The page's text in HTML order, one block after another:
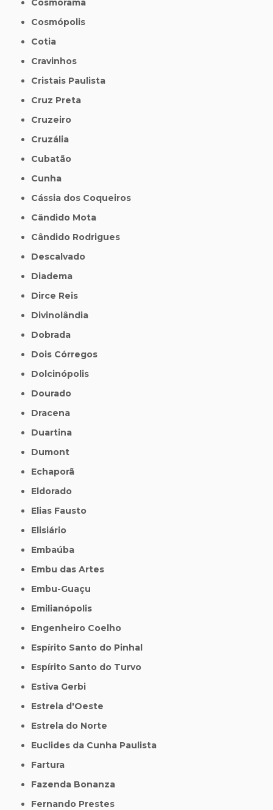
Cosmópolis
Cotia
Cravinhos
Cristais Paulista
Cruz Preta
Cruzeiro
Cruzália
Cubatão
Cunha
Cássia dos Coqueiros
Cândido Mota
Cândido Rodrigues
Descalvado
Diadema
Dirce Reis
Divinolândia
Dobrada
Dois Córregos
Dolcinópolis
Dourado
Dracena
Duartina
Dumont
Echaporã
Eldorado
Elias Fausto
Elisiário
Embaúba
Embu das Artes
Embu-Guaçu
Emilianópolis
Engenheiro Coelho
Espírito Santo do Pinhal
Espírito Santo do Turvo
Estiva Gerbi
Estrela d'Oeste
Estrela do Norte
Euclides da Cunha Paulista
Fartura
Fazenda Bonanza
Fernando Prestes